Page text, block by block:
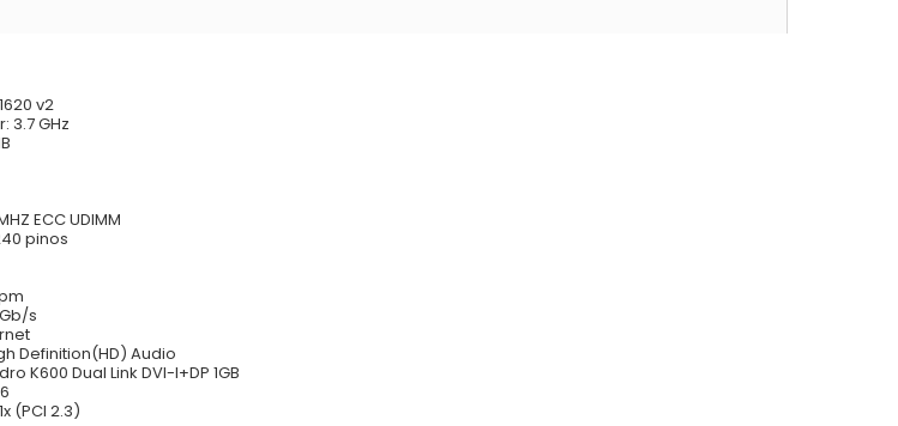
v2
GHz
ECC UDIMM
pinos
s
Definition(HD) Audio
K600 Dual Link DVI-I+DP 1GB
(PCI 2.3)